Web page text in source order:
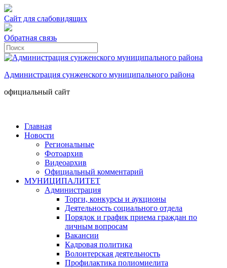
Сайт для слабовидящих
Обратная связь
Администрация сунженского муниципального района
официальный сайт
Главная
Новости
Региональные
Фотоархив
Видеоархив
Официальный комментарий
МУНИЦИПАЛИТЕТ
Администрация
Торги, конкурсы и аукционы
Деятельность социального отдела
Порядок и график приема граждан по
личным вопросам
Вакансии
Кадровая политика
Волонтерская деятельность
Профилактика полиомиелита